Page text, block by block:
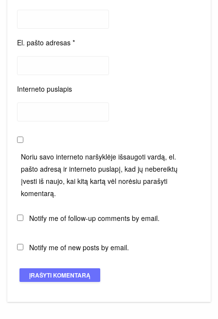
El. pašto adresas *
Interneto puslapis
Noriu savo interneto naršyklėje išsaugoti vardą, el.
pašto adresą ir interneto puslapį, kad jų nebereiktų
įvesti iš naujo, kai kitą kartą vėl norėsiu parašyti
komentarą.
Notify me of follow-up comments by email.
Notify me of new posts by email.